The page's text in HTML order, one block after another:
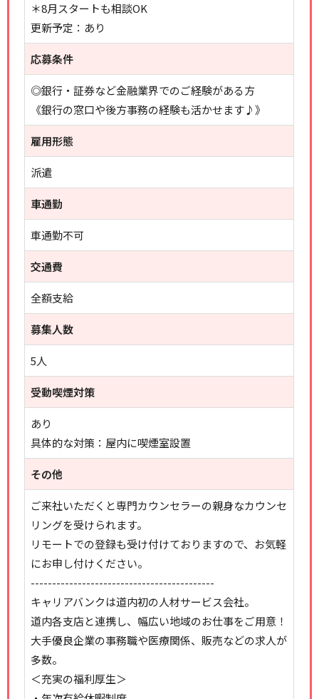
＊8月スタートも相談OK
更新予定：あり
応募条件
◎銀行・証券など金融業界でのご経験がある方
《銀行の窓口や後方事務の経験も活かせます♪》
雇用形態
派遣
車通勤
車通勤不可
交通費
全額支給
募集人数
5人
受動喫煙対策
あり
具体的な対策：屋内に喫煙室設置
その他
ご来社いただくと専門カウンセラーの親身なカウンセ
リングを受けられます。
リモートでの登録も受け付けておりますので、お気軽
にお申し付けください。
-------------------------------------------
キャリアバンクは道内初の人材サービス会社。
道内各支店と連携し、幅広い地域のお仕事をご用意！
大手優良企業の事務職や医療関係、販売などの求人が
多数。
＜充実の福利厚生＞